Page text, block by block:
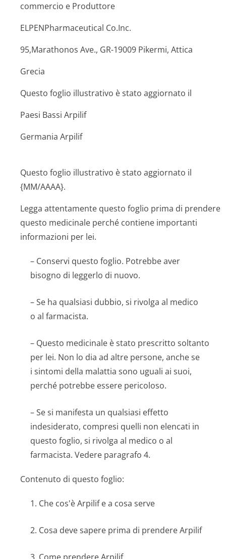
commercio e Produttore
ELPENPharmaceutical Co.Inc.
95,Marathonos Ave., GR-19009 Pikermi, Attica
Grecia
Questo foglio illustrativo è stato aggiornato il
Paesi Bassi Arpilif
Germania Arpilif
Questo foglio illustrativo è stato aggiornato il
{MM/AAAA}.
Legga attentamente questo foglio prima di prendere
questo medicinale perché contiene importanti
informazioni per lei.
– Conservi questo foglio. Potrebbe aver
bisogno di leggerlo di nuovo.
– Se ha qualsiasi dubbio, si rivolga al medico
o al farmacista.
– Questo medicinale è stato prescritto soltanto
per lei. Non lo dia ad altre persone, anche se
i sintomi della malattia sono uguali ai suoi,
perché potrebbe essere pericoloso.
– Se si manifesta un qualsiasi effetto
indesiderato, compresi quelli non elencati in
questo foglio, si rivolga al medico o al
farmacista. Vedere paragrafo 4.
Contenuto di questo foglio:
1. Che cos'è Arpilif e a cosa serve
2. Cosa deve sapere prima di prendere Arpilif